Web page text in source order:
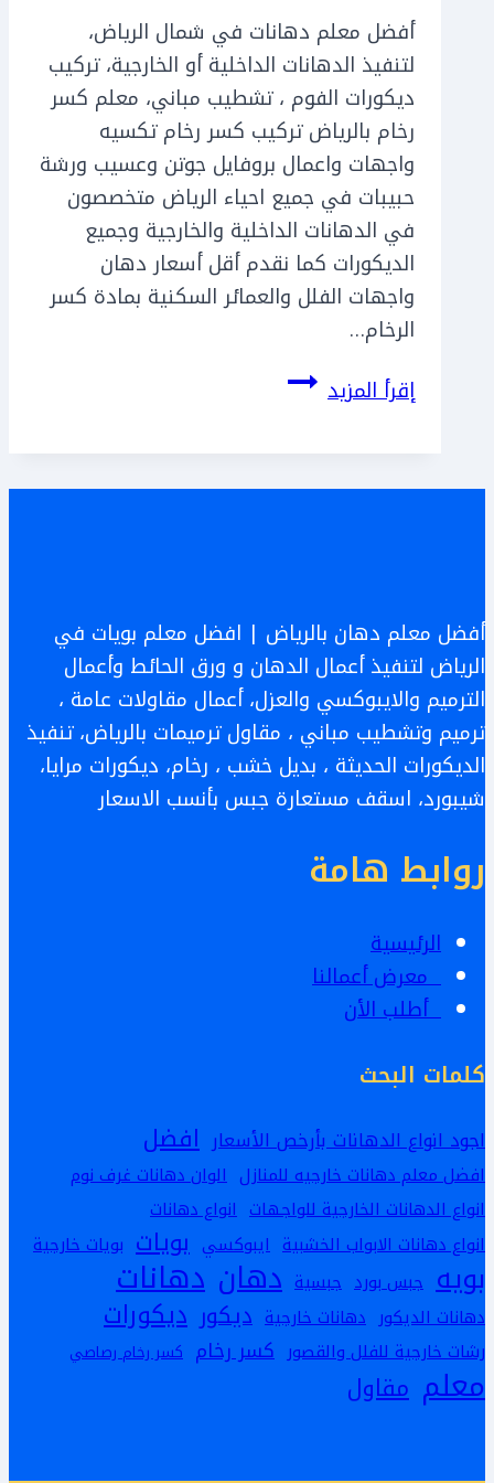
أفضل معلم دهانات في شمال الرياض،
لتنفيذ الدهانات الداخلية أو الخارجية، تركيب
ديكورات الفوم ، تشطيب مباني، معلم كسر
رخام بالرياض تركيب كسر رخام تكسيه
واجهات واعمال بروفايل جوتن وعسيب ورشة
حبيبات في جميع احياء الرياض متخصصون
في الدهانات الداخلية والخارجية وجميع
الديكورات كما نقدم أقل أسعار دهان
واجهات الفلل والعمائر السكنية بمادة كسر
الرخام…
إقرأ المزيد معلم
الرياض
كسر
رخام
بالرياض
أفضل معلم دهان بالرياض | افضل معلم بويات في
الرياض لتنفيذ أعمال الدهان و ورق الحائط وأعمال
الترميم والايبوكسي والعزل، أعمال مقاولات عامة ،
ترميم وتشطيب مباني ، مقاول ترميمات بالرياض، تنفيذ
الديكورات الحديثة ، بديل خشب ، رخام، ديكورات مرايا،
شيبورد، اسقف مستعارة جبس بأنسب الاسعار
روابط هامة
الرئيسية
معرض أعمالنا
أطلب الأن
كلمات البحث
اجود انواع الدهانات بأرخص الأسعار افضل
افضل معلم دهانات خارجيه للمنازل الوان دهانات غرف نوم
انواع الدهانات الخارجية للواجهات انواع دهانات
انواع دهانات الابواب الخشبية ايبوكسي بويات بويات خارجية
بويه جبس بورد جبسية دهان دهانات
دهانات الديكور دهانات خارجية ديكور ديكورات
رشات خارجية للفلل والقصور كسر رخام كسر رخام رصاصي
معلم مقاول